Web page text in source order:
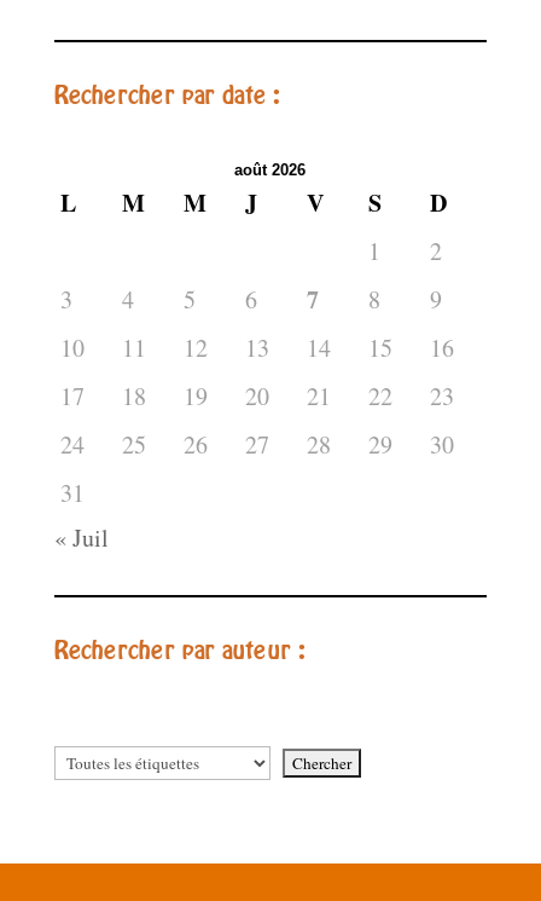
Rechercher par date :
août 2026
L M M J V S D
1
2
3
4 5 6 7 8
9
10
11 12 13 14 15
16
17
18 19 20 21 22
23
24
25 26 27 28 29
30
31
« Juil
Rechercher par auteur :